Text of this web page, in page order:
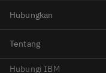
Hubungi IBM